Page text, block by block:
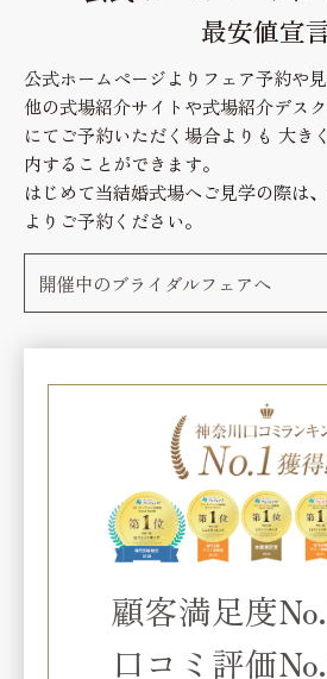
私たちの想い
Thought
ベストレート保証
Best rate guarantee
ウェディングレポート
Wedding Report
アクセス&ロケーション
お知らせ
お問い合わせ
最安値宣
公式ホームページよりフェア予約や
他の式場紹介サイトや式場紹介デス
にてご予約いただく場合よりも 大き
内することができます。
はじめて当結婚式場へご見学の際は
よりご予約ください。
開催中のブライダルフェアへ
顧客満足度
口コミ評価